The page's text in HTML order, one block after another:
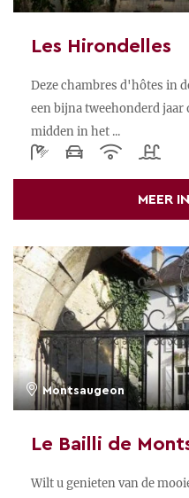
Les Hirondelles
Deze chambres d'hôtes in
een bijna tweehonderd
midden in het ...
MEER
Montsaugeon
Le Bailli de
Wilt u genieten van de